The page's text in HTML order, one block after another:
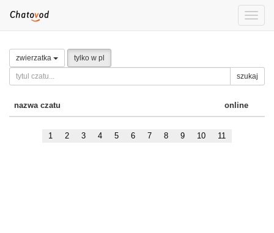
Toggle
zwierzatka tylko w pl
szukaj
nazwa czatu online
1 2 3 4 5 6 7 8 9 10 11